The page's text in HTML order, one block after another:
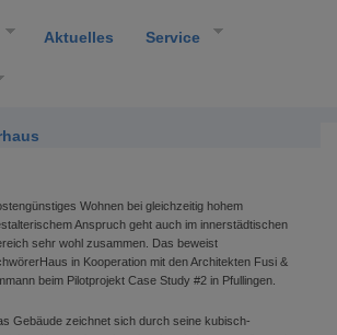
Aktuelles Service
Wohnen bei gleichzeitig hohem
Anspruch geht auch im innerstädtischen
sehr wohl zusammen. Das beweist
in Kooperation mit den Architekten Fusi &
beim Pilotprojekt Case Study #2 in Pfullingen.
Gebäude zeichnet sich durch seine kubisch-